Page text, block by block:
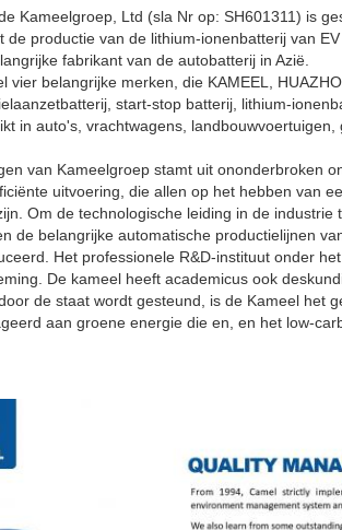
Kameelgroep, Ltd (sla Nr op: SH601311) is
de productie van de lithium-ionenbatterij van
fabrikant van de autobatterij in Azië.
vier belangrijke merken, die KAMEEL,
start-stop batterij, lithium-
in auto's, vrachtwagens,
van Kameelgroep stamt uit ononderbroken
uitvoering, die allen op het hebben van
Om de technologische leiding in de
de belangrijke automatische productielijnen
Het professionele R&D-instituut onder
De kameel heeft academicus ook
de staat wordt gesteund, is de Kameel het
aan groene energie die en, en het low-